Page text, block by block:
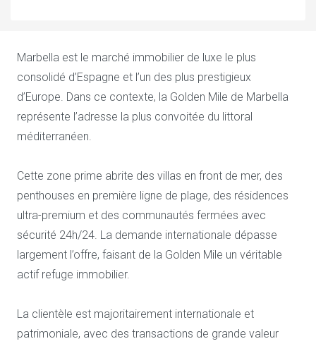
Marbella est le marché immobilier de luxe le plus
consolidé d’Espagne et l’un des plus prestigieux
d’Europe. Dans ce contexte, la Golden Mile de Marbella
représente l’adresse la plus convoitée du littoral
méditerranéen.
Cette zone prime abrite des villas en front de mer, des
penthouses en première ligne de plage, des résidences
ultra-premium et des communautés fermées avec
sécurité 24h/24. La demande internationale dépasse
largement l’offre, faisant de la Golden Mile un véritable
actif refuge immobilier.
La clientèle est majoritairement internationale et
patrimoniale, avec des transactions de grande valeur